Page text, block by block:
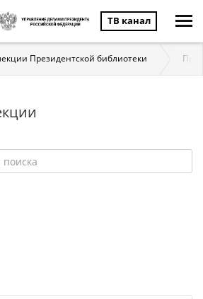
ТВ канал
Президентской библиотеки